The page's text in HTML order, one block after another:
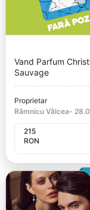
Vand Parfum
Sauvage
Proprietar
Râmnicu Vâlcea-
215
RON